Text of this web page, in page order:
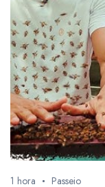
1 hora Passeio